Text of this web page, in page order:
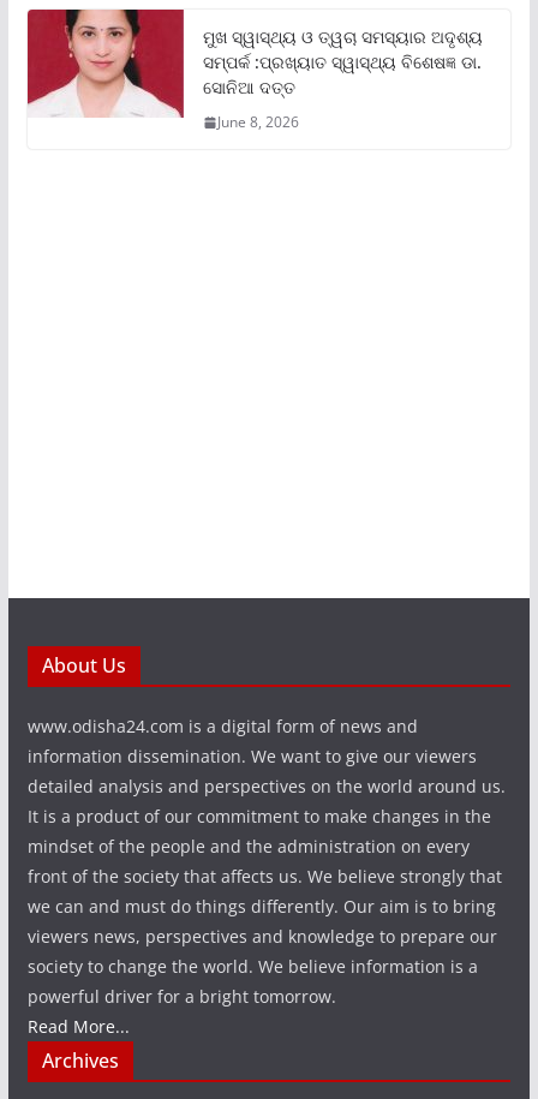
ମୁଖ ସ୍ୱାସ୍ଥ୍ୟ ଓ ତ୍ୱଚା ସମସ୍ୟାର ଅଦୃଶ୍ୟ
ସମ୍ପର୍କ :ପ୍ରଖ୍ୟାତ ସ୍ୱାସ୍ଥ୍ୟ ବିଶେଷଜ୍ଞ ଡା.
ସୋନିଆ ଦତ୍ତ
June 8, 2026
About Us
www.odisha24.com is a digital form of news and
information dissemination. We want to give our viewers
detailed analysis and perspectives on the world around us.
It is a product of our commitment to make changes in the
mindset of the people and the administration on every
front of the society that affects us. We believe strongly that
we can and must do things differently. Our aim is to bring
viewers news, perspectives and knowledge to prepare our
society to change the world. We believe information is a
powerful driver for a bright tomorrow.
Read More...
Archives